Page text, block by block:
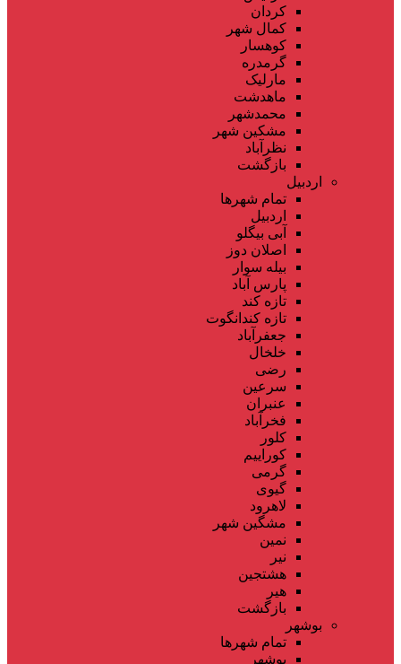
کردان
کمال شهر
کوهسار
گرمدره
مارلیک
ماهدشت
محمدشهر
مشکین شهر
نظرآباد
بازگشت
اردبیل
تمام شهر‌ها
اردبیل
آبی بیگلو
اصلان دوز
بیله سوار
پارس آباد
تازه کند
تازه کندانگوت
جعفرآباد
خلخال
رضی
سرعین
عنبران
فخرآباد
کلور
کوراییم
گرمی
گیوی
لاهرود
مشگین شهر
نمین
نیر
هشتجین
هیر
بازگشت
بوشهر
تمام شهر‌ها
بوشهر